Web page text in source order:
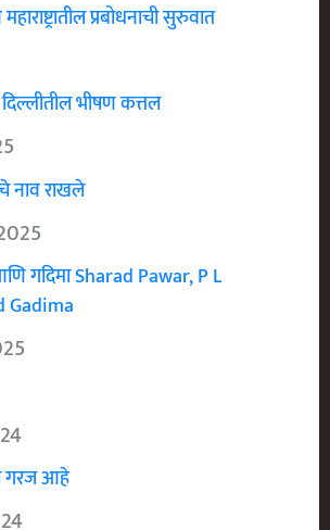
प्रबोधनाची सुरुवात
भीषण कत्तल
राखले
गदिमा Sharad Pawar, P L
Gadima
गरज आहे